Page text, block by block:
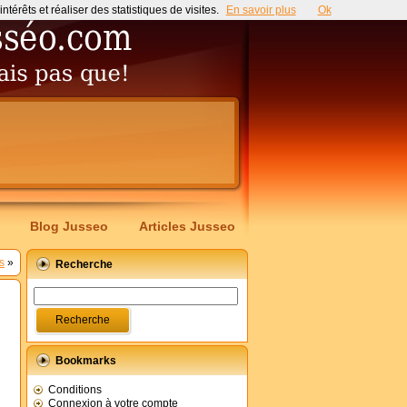
Blog Jusseo Articles Jusseo
» Recherche
Bookmarks
Conditions
Connexion à votre compte
et réaliser des statistiques de visites. En savoir plus Ok